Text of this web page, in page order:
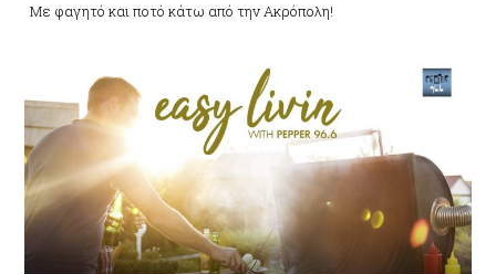
Με φαγητό και ποτό κάτω από την Ακρόπολη!